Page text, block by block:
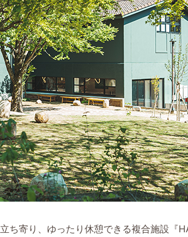
ち寄り、ゆったり休憩できる複合施設『